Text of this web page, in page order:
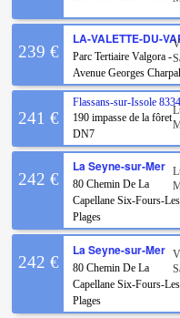
239 €
LA-VALETTE-DU-
Parc Tertiaire Valgora -
Avenue Georges
241 €
Flassans-sur-Issole
190 impasse de la fôret
DN7
242 €
La Seyne-sur-Mer
80 Chemin De La
Capellane Six-Fours-
Plages
242 €
La Seyne-sur-Mer
80 Chemin De La
Capellane Six-Fours-
Plages